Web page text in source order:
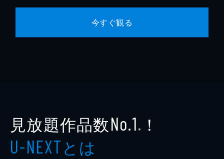
今すぐ観る
見放題作品数No.1 ※ ！
U-NEXTとは